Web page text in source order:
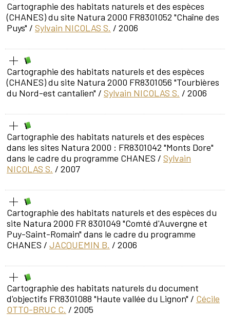
Cartographie des habitats naturels et des espèces
(CHANES) du site Natura 2000 FR8301052 "Chaîne des
Puys" / Sylvain NICOLAS S. / 2006
Cartographie des habitats naturels et des espèces
(CHANES) du site Natura 2000 FR8301056 "Tourbières
du Nord-est cantalien" / Sylvain NICOLAS S. / 2006
Cartographie des habitats naturels et des espèces
dans les sites Natura 2000 : FR8301042 "Monts Dore"
dans le cadre du programme CHANES / Sylvain
NICOLAS S. / 2007
Cartographie des habitats naturels et des espèces du
site Natura 2000 FR 8301049 "Comté d'Auvergne et
Puy-Saint-Romain" dans le cadre du programme
CHANES / JACQUEMIN B. / 2006
Cartographie des habitats naturels du document
d'objectifs FR8301088 "Haute vallée du Lignon" / Cécile
OTTO-BRUC C. / 2005